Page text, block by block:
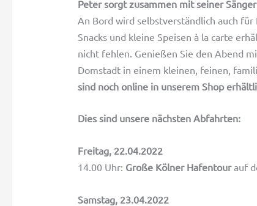
Peter sorgt zusammen mit seiner
An Bord wird selbstverständlich auch
Snacks und kleine Speisen à la carte
nicht fehlen. Genießen Sie den Abend
Domstadt in einem kleinen, feinen,
sind noch online in unserem Shop
Dies sind unsere nächsten Abfahrten:
Freitag, 22.04.2022
14.00 Uhr: Große Kölner Hafentourauf
Samstag, 23.04.2022